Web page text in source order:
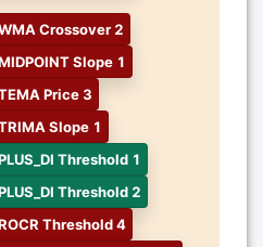
Crossover 2
Slope 1
Price 3
Slope 1
Threshold 1
Threshold 2
Threshold 4